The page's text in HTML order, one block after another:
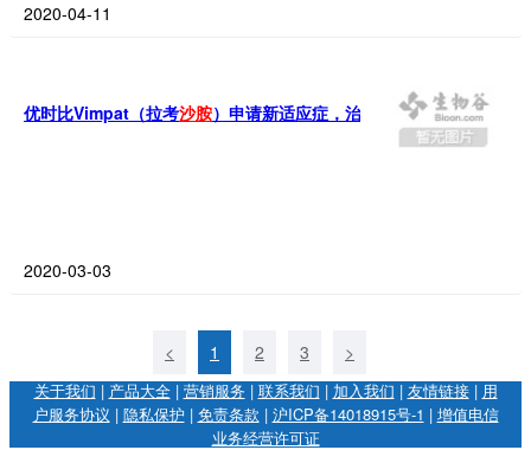
2020-04-11
优时比Vimpat（拉考沙胺）申请新适应症，治疗强直阵挛性癫痫发
2020-03-03
< 1 2 3 >
关于我们 | 产品大全| 营销服务 | 联系我们 | 加入我们 | 友情链接| 用
户服务协议 | 隐私保护| 免责条款 | 沪ICP备14018915号-1 | 增值电信
业务经营许可证